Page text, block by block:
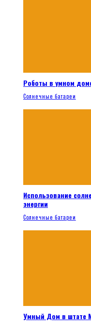
Роботы в умном
Солнечные батареи
Использование
энергии
Солнечные батареи
Умный Дом в штате